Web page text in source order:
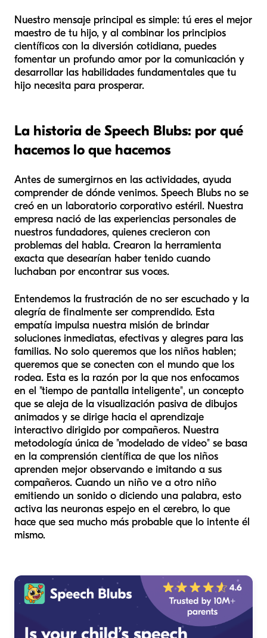
Nuestro mensaje principal es simple: tú eres el mejor
maestro de tu hijo, y al combinar los principios
científicos con la diversión cotidiana, puedes
fomentar un profundo amor por la comunicación y
desarrollar las habilidades fundamentales que tu
hijo necesita para prosperar.
La historia de Speech Blubs: por qué
hacemos lo que hacemos
Antes de sumergirnos en las actividades, ayuda
comprender de dónde venimos. Speech Blubs no se
creó en un laboratorio corporativo estéril. Nuestra
empresa nació de las experiencias personales de
nuestros fundadores, quienes crecieron con
problemas del habla. Crearon la herramienta
exacta que desearían haber tenido cuando
luchaban por encontrar sus voces.
Entendemos la frustración de no ser escuchado y la
alegría de finalmente ser comprendido. Esta
empatía impulsa nuestra misión de brindar
soluciones inmediatas, efectivas y alegres para las
familias. No solo queremos que los niños hablen;
queremos que se conecten con el mundo que los
rodea. Esta es la razón por la que nos enfocamos
en el "tiempo de pantalla inteligente", un concepto
que se aleja de la visualización pasiva de dibujos
animados y se dirige hacia el aprendizaje
interactivo dirigido por compañeros. Nuestra
metodología única de "modelado de video" se basa
en la comprensión científica de que los niños
aprenden mejor observando e imitando a sus
compañeros. Cuando un niño ve a otro niño
emitiendo un sonido o diciendo una palabra, esto
activa las neuronas espejo en el cerebro, lo que
hace que sea mucho más probable que lo intente él
mismo.